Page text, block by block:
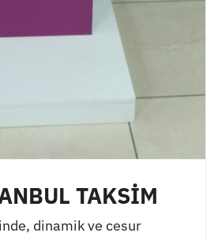
TAKSİM
dinamik ve cesur